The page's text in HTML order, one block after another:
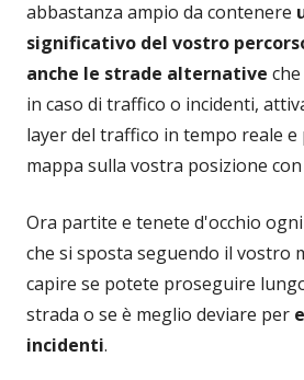
abbastanza ampio da contenere
significativo del vostro
anche le strade alternative
in caso di traffico o incidenti,
layer del traffico in tempo reale
mappa sulla vostra posizione
Ora partite e tenete d'occhio
che si sposta seguendo il vostro
capire se potete proseguire
strada o se è meglio deviare per
incidenti.